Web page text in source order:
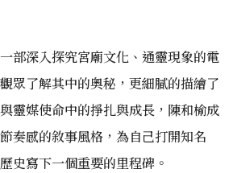
部深入探究宮廟文化、通靈現象的電
眾了解其中的奧秘，更細膩的描繪了
靈媒使命中的掙扎與成長，陳和榆成
奏感的敘事風格，為自己打開知名
史寫下一個重要的里程碑。